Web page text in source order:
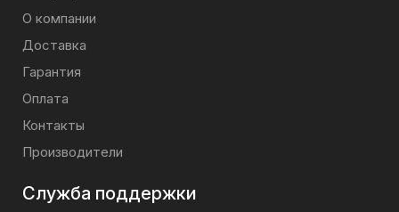
О компании
Доставка
Гарантия
Оплата
Контакты
Производители
Служба поддержки